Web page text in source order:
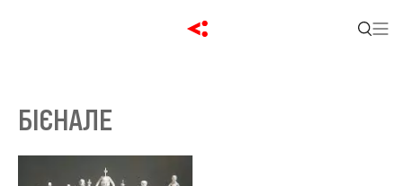
БІЄНАЛЕ